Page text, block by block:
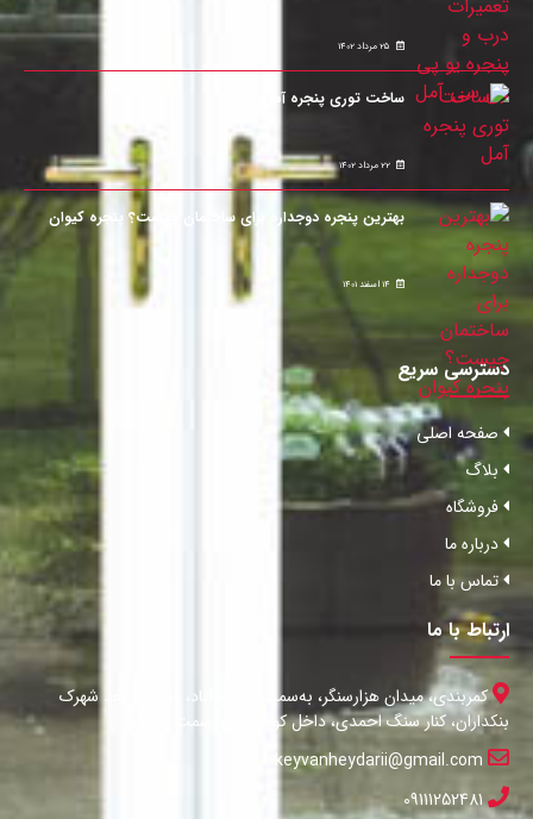
25 مرداد 1402
ساخت توری پنجره آمل
22 مرداد 1402
بهترین پنجره دوجداره برای ساختمان چیست؟ پنجره کیوان
14 اسفند 1401
دسترسی سریع
صفحه اصلی
بلاگ
فروشگاه
درباره ما
تماس با ما
ارتباط با ما
کمربندی، میدان هزارسنگر، به‌سمت محمودآباد، 500 متر بعد شهرک
بنکداران، کنار سنگ احمدی، داخل کوچه، انتها سمت راست
keyvanheydarii@gmail.com
09111252481